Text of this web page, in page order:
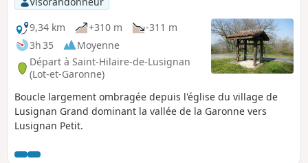
9,34 km
+310 m
-311 m
3h 35
Moyenne
Départ à Saint-Hilaire-de-Lusignan
(Lot-et-Garonne)
Boucle largement ombragée depuis l'église du village de
Lusignan Grand dominant la vallée de la Garonne vers
Lusignan Petit.